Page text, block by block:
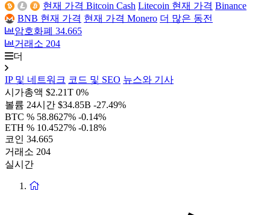
현재 가격 Bitcoin Cash Litecoin 현재 가격 Binance
BNB 현재 가격 현재 가격 Monero 더 많은 동전
암호화폐 34.665
거래소 204
더
IP 및 네트워크 코드 및 SEO 뉴스와 기사
시가총액 $2.21T 0%
볼륨 24시간 $34.85B -27.49%
BTC % 58.8627% -0.14%
ETH % 10.4527% -0.18%
코인 34.665
거래소 204
실시간